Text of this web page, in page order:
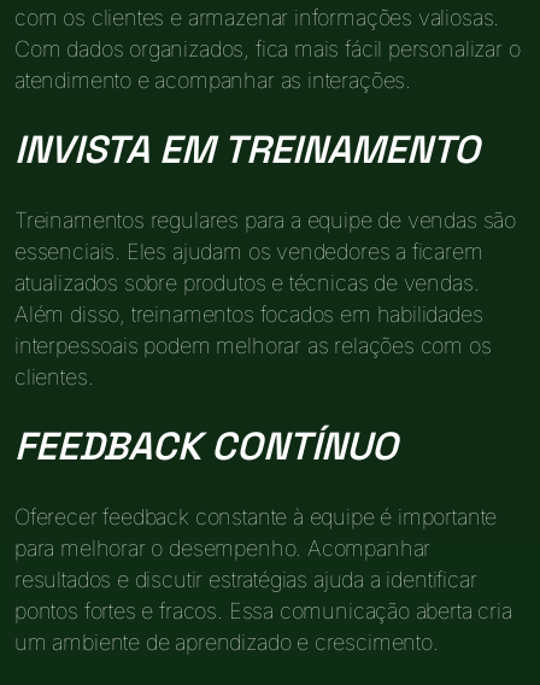
com os clientes e armazenar informações valiosas.
Com dados organizados, fica mais fácil personalizar o
atendimento e acompanhar as interações.
INVISTA EM TREINAMENTO
Treinamentos regulares para a equipe de vendas são
essenciais. Eles ajudam os vendedores a ficarem
atualizados sobre produtos e técnicas de vendas.
Além disso, treinamentos focados em habilidades
interpessoais podem melhorar as relações com os
clientes.
FEEDBACK CONTÍNUO
Oferecer feedback constante à equipe é importante
para melhorar o desempenho. Acompanhar
resultados e discutir estratégias ajuda a identificar
pontos fortes e fracos. Essa comunicação aberta cria
um ambiente de aprendizado e crescimento.